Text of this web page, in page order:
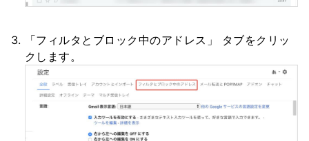
「フィルタとブロック中のアドレス」 タブをクリッ
クします。